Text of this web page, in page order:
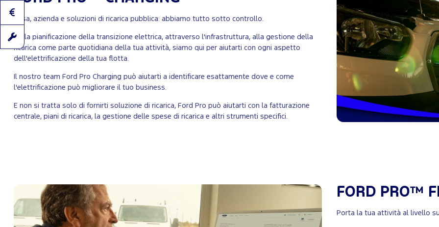
Casa, azienda e soluzioni di ricarica pubblica: abbiamo tutto sotto controllo.
Dalla pianificazione della transizione elettrica, attraverso l'infrastruttura, alla gestione della
ricarica come parte quotidiana della tua attività, siamo qui per aiutarti con ogni aspetto
dell'elettrificazione della tua flotta.
Il nostro team Ford Pro Charging può aiutarti a identificare esattamente dove e come
l'elettrificazione può migliorare il tuo business.
E non si tratta solo di fornirti soluzione di ricarica, Ford Pro può aiutarti con la fatturazione
centrale, piani di ricarica, la gestione delle spese di ricarica e altri strumenti specifici.
FORD PRO™
Porta la tua attività al livello